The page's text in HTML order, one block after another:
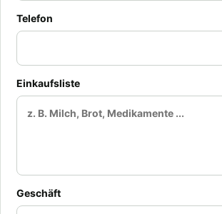
Telefon
Einkaufsliste
Geschäft